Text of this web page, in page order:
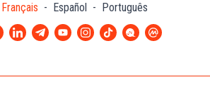
Français - Español - Português